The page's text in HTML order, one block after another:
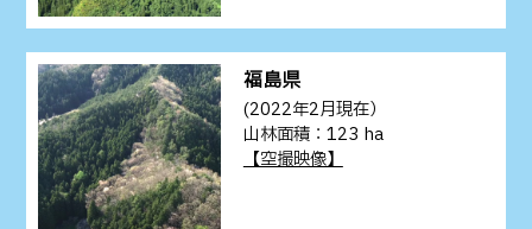
福島県
(2022年2月現在）
山林面積：123 ha
【空撮映像】